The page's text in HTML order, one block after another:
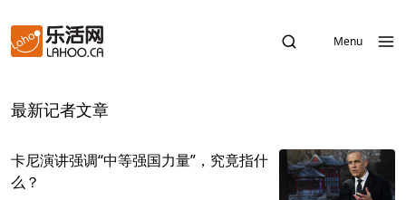
Menu
最新记者文章
卡尼演讲强调“中等强国力量”，究竟指什
么？